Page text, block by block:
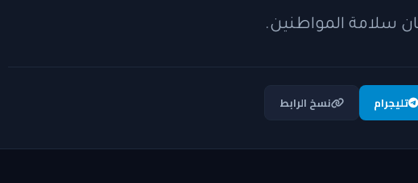
سلامة المواطنين.
تليجرام نسخ الرابط